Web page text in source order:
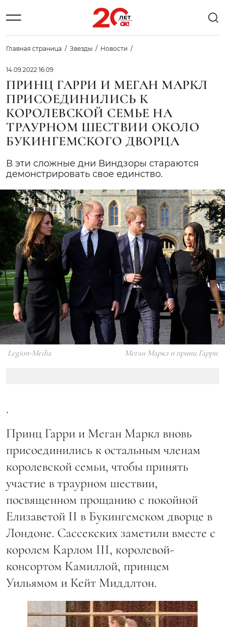
Главная страница Звезды Новости
14.09.2022 16:09
ПРИНЦ ГАРРИ И МЕГАН МАРКЛ
ПРИСОЕДИНИЛИСЬ К
КОРОЛЕВСКОЙ СЕМЬЕ НА
ТРАУРНОМ ШЕСТВИИ ОКОЛО
БУКИНГЕМСКОГО ДВОРЦА
В эти сложные дни Виндзоры стараются
демонстрировать свое единство.
Legion-Media Меган Маркл и принц Гарри
.
Принц Гарри и Меган Маркл вновь
присоединились к остальным членам
королевской семьи, чтобы принять
участие в траурном шествии,
посвященном прощанию с покойной
Елизаветой II в Букингемском дворце в
Лондоне. Сассекских заметили вместе с
королем Карлом III, королевой-
консортом Камиллой, принцем
Уильямом и Кейт Миддлтон.